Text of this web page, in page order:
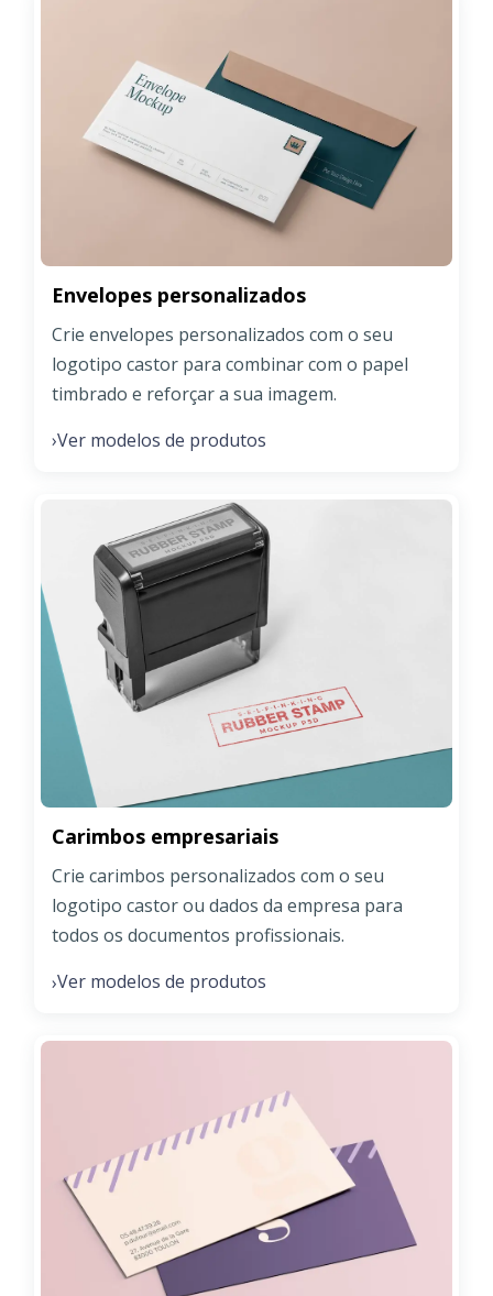
Envelopes personalizados
Crie envelopes personalizados com o seu
logotipo castor para combinar com o papel
timbrado e reforçar a sua imagem.
›Ver modelos de produtos
Carimbos empresariais
Crie carimbos personalizados com o seu
logotipo castor ou dados da empresa para
todos os documentos profissionais.
›Ver modelos de produtos